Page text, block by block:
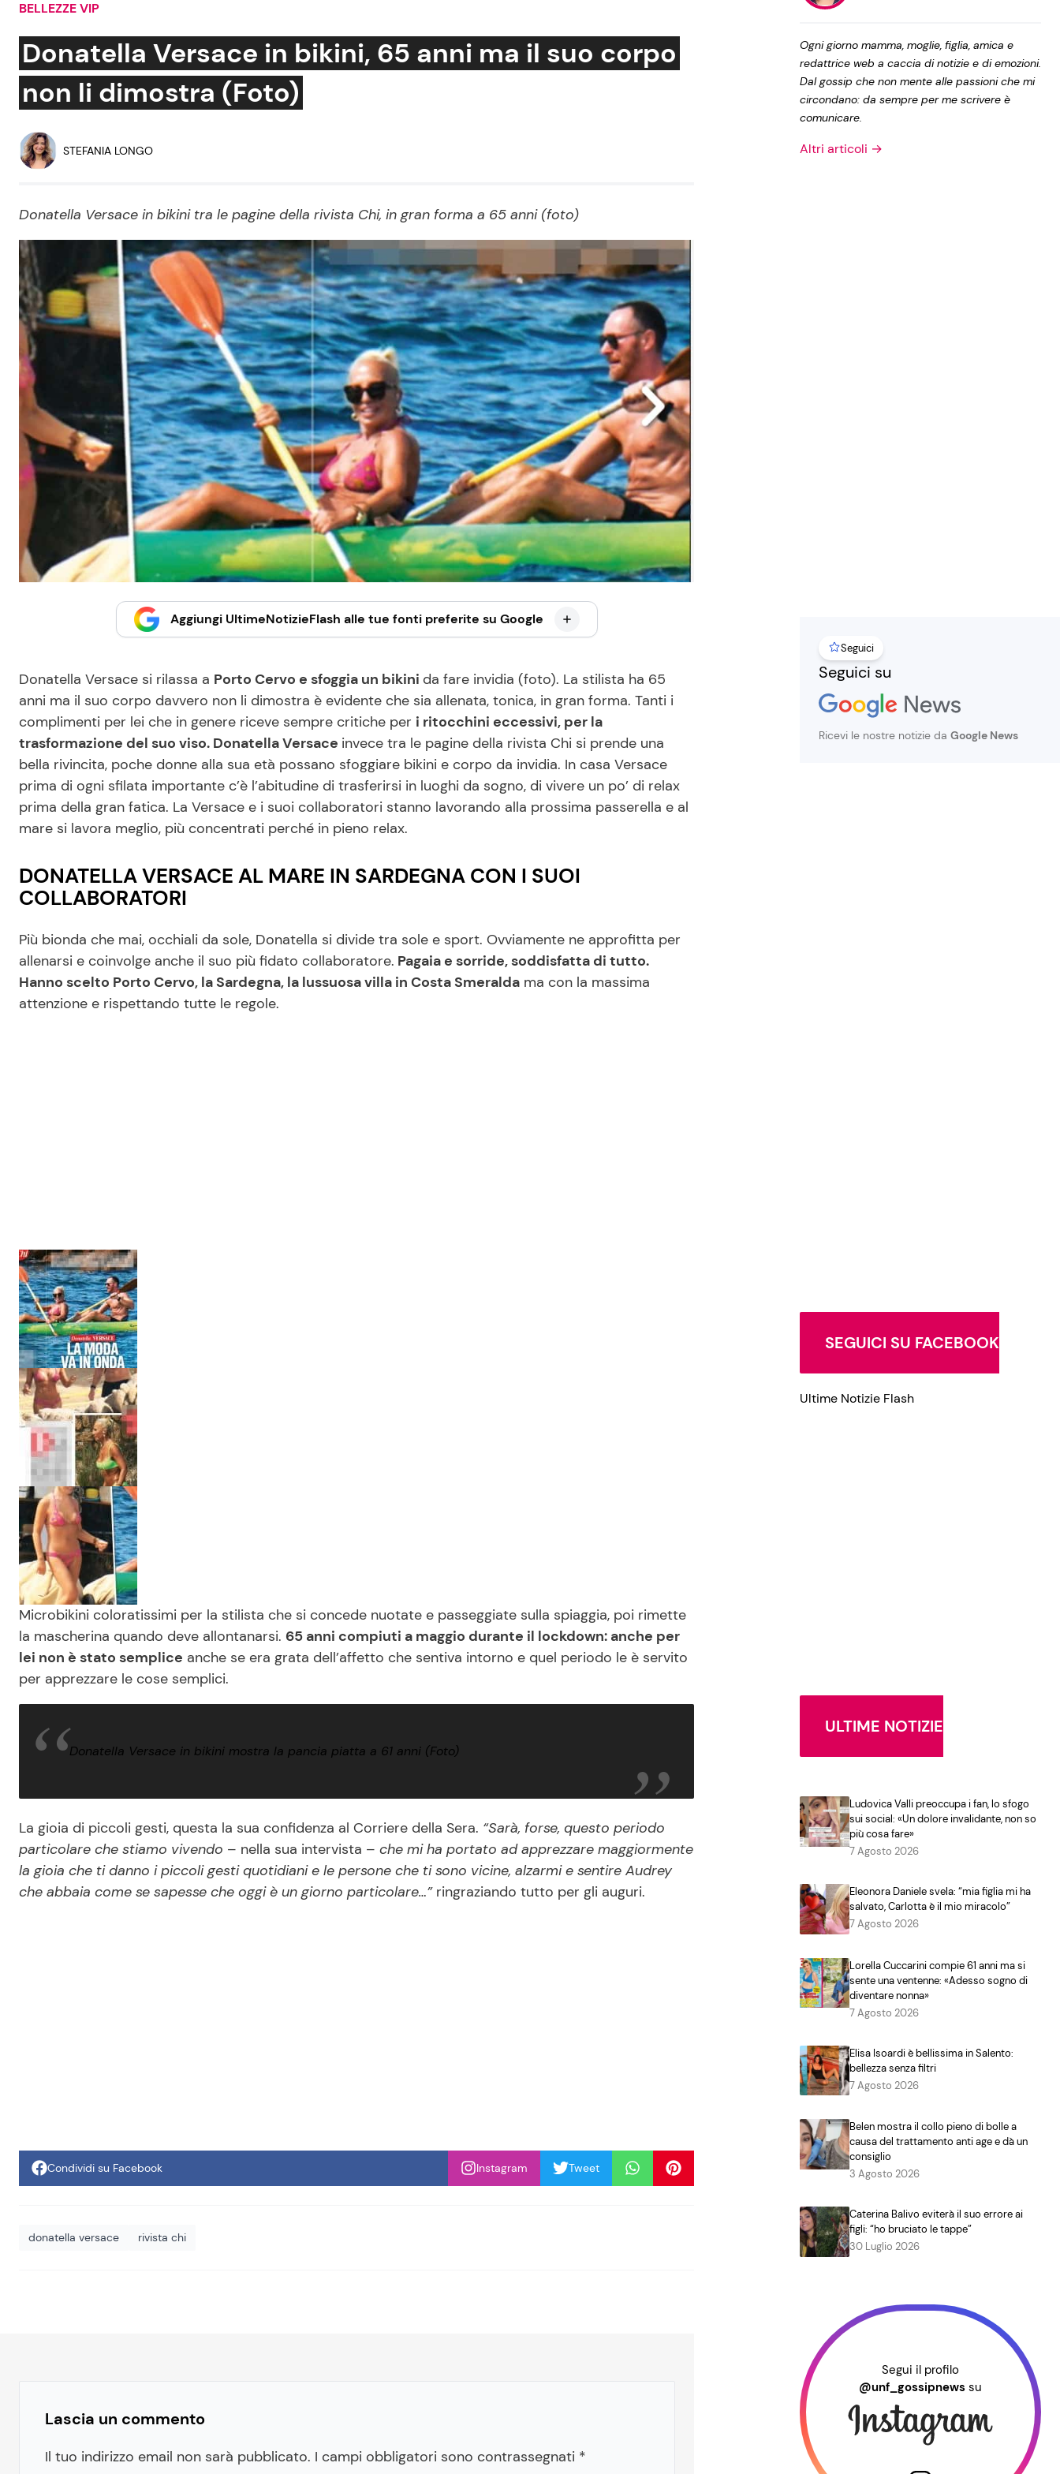
Social News
News dal mondo
Benessere
Mondo Mamma
Salute
Viaggi e Turismo
Festività
Le Ricette in TV
Ricette Facili e Veloci
Ricette Feste
Ricette per Bambini
Privacy Policy
BELLEZZE VIP
Donatella Versace in bikini, 65 anni ma il suo corpo
non li dimostra (Foto)
STEFANIA LONGO
Donatella Versace in bikini tra le pagine della rivista Chi, in gran forma a 65 anni (foto)
Aggiungi UltimeNotizieFlash alle tue fonti preferite su Google
Donatella Versace si rilassa a Porto Cervo e sfoggia un bikini da fare invidia (foto). La stilista ha 65
anni ma il suo corpo davvero non li dimostra è evidente che sia allenata, tonica, in gran forma. Tanti i
complimenti per lei che in genere riceve sempre critiche per i ritocchini eccessivi, per la
trasformazione del suo viso. Donatella Versace invece tra le pagine della rivista Chi si prende una
bella rivincita, poche donne alla sua età possano sfoggiare bikini e corpo da invidia. In casa Versace
prima di ogni sfilata importante c’è l’abitudine di trasferirsi in luoghi da sogno, di vivere un po’ di relax
prima della gran fatica. La Versace e i suoi collaboratori stanno lavorando alla prossima passerella e al
mare si lavora meglio, più concentrati perché in pieno relax.
DONATELLA VERSACE AL MARE IN SARDEGNA CON I SUOI
COLLABORATORI
Più bionda che mai, occhiali da sole, Donatella si divide tra sole e sport. Ovviamente ne approfitta per
allenarsi e coinvolge anche il suo più fidato collaboratore. Pagaia e sorride, soddisfatta di tutto.
Hanno scelto Porto Cervo, la Sardegna, la lussuosa villa in Costa Smeralda ma con la massima
attenzione e rispettando tutte le regole.
Microbikini coloratissimi per la stilista che si concede nuotate e passeggiate sulla spiaggia, poi rimette
la mascherina quando deve allontanarsi. 65 anni compiuti a maggio durante il lockdown: anche per
lei non è stato semplice anche se era grata dell’affetto che sentiva intorno e quel periodo le è servito
per apprezzare le cose semplici.
Donatella Versace in bikini mostra la pancia piatta a 61 anni (Foto)
La gioia di piccoli gesti, questa la sua confidenza al Corriere della Sera. “Sarà, forse, questo periodo
particolare che stiamo vivendo – nella sua intervista – che mi ha portato ad apprezzare maggiormente
la gioia che ti danno i piccoli gesti quotidiani e le persone che ti sono vicine, alzarmi e sentire Audrey
che abbaia come se sapesse che oggi è un giorno particolare…” ringraziando tutto per gli auguri.
Condividi su Facebook Instagram Tweet
donatella versace rivista chi
Lascia un commento
Il tuo indirizzo email non sarà pubblicato. I campi obbligatori sono contrassegnati *
Ogni giorno mamma, moglie, figlia, amica e
redattrice web a caccia di notizie e di emozioni.
Dal gossip che non mente alle passioni che mi
circondano: da sempre per me scrivere è
comunicare.
Altri articoli →
Seguici
Seguici su
Ricevi le nostre notizie da Google News
SEGUICI SU FACEBOOK
Ultime Notizie Flash
ULTIME NOTIZIE
Ludovica Valli preoccupa i fan, lo sfogo
sui social: «Un dolore invalidante, non so
più cosa fare»
7 Agosto 2026
Eleonora Daniele svela: “mia figlia mi ha
salvato, Carlotta è il mio miracolo”
7 Agosto 2026
Lorella Cuccarini compie 61 anni ma si
sente una ventenne: «Adesso sogno di
diventare nonna»
7 Agosto 2026
Elisa Isoardi è bellissima in Salento:
bellezza senza filtri
7 Agosto 2026
Belen mostra il collo pieno di bolle a
causa del trattamento anti age e dà un
consiglio
3 Agosto 2026
Caterina Balivo eviterà il suo errore ai
figli: “ho bruciato le tappe”
30 Luglio 2026
Segui il profilo
@unf_gossipnews su